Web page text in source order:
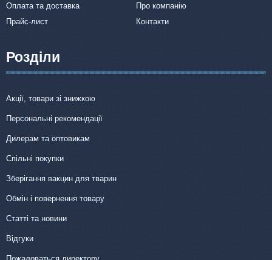
Оплата та доставка
Про компанію
Прайс-лист
Контакти
Розділи
Акції, товари зі знижкою
Персональні рекомендації
Дилерам та оптовикам
Спільні покупки
Зберігання вакцин для тварин
Обмін і повернення товару
Статті та новини
Відгуки